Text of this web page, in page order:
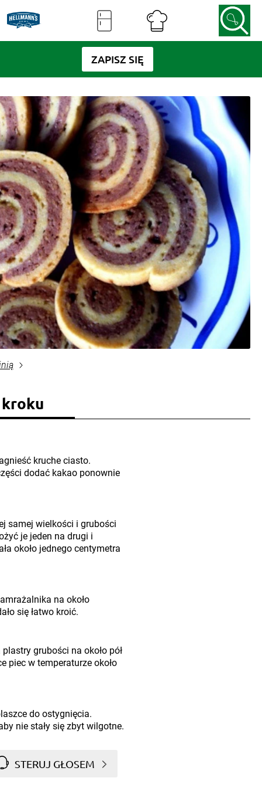
ZAPISZ SIĘ
kruche ciasto.
dodać kakao ponownie
samej wielkości i grubości
je jeden na drugi i
około jednego centymetra
na około
się łatwo kroić.
grubości na około pół
piec w temperaturze około
do ostygnięcia.
nie stały się zbyt wilgotne.
STERUJ GŁOSEM